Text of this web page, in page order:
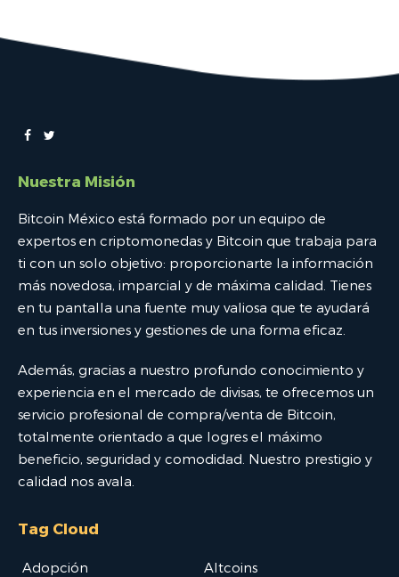
Nuestra Misión
Bitcoin México está formado por un equipo de
expertos en criptomonedas y Bitcoin que trabaja para
ti con un solo objetivo: proporcionarte la información
más novedosa, imparcial y de máxima calidad. Tienes
en tu pantalla una fuente muy valiosa que te ayudará
en tus inversiones y gestiones de una forma eficaz.
Además, gracias a nuestro profundo conocimiento y
experiencia en el mercado de divisas, te ofrecemos un
servicio profesional de compra/venta de Bitcoin,
totalmente orientado a que logres el máximo
beneficio, seguridad y comodidad. Nuestro prestigio y
calidad nos avala.
Tag Cloud
Adopción
Altcoins